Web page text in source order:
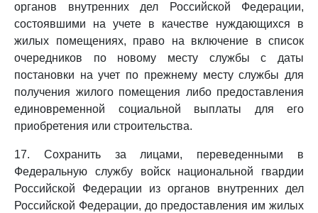
органов внутренних дел Российской Федерации,
состоявшими на учете в качестве нуждающихся в
жилых помещениях, право на включение в список
очередников по новому месту службы с даты
постановки на учет по прежнему месту службы для
получения жилого помещения либо предоставления
единовременной социальной выплаты для его
приобретения или строительства.
17. Сохранить за лицами, переведенными в
Федеральную службу войск национальной гвардии
Российской Федерации из органов внутренних дел
Российской Федерации, до предоставления им жилых